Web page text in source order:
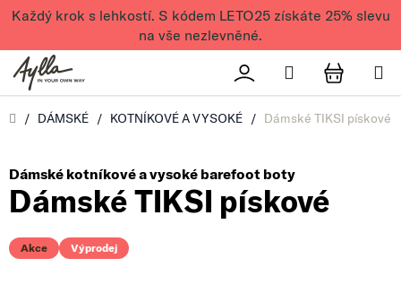
Přejít na obsah
Každý krok s lehkostí. S kódem LETO25 získáte 25% slevu
na vše nezlevněné.
Přihlášení
Hledat
Úvod
/ DÁMSKÉ / KOTNÍKOVÉ A VYSOKÉ / Dámské TIKSI pískové
Dámské kotníkové a vysoké barefoot boty
Dámské TIKSI pískové
Akce Výprodej